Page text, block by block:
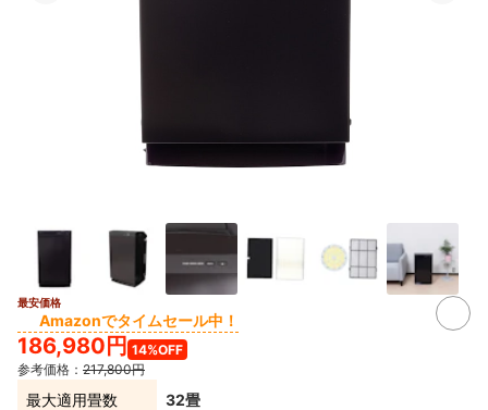
最安価格
Amazonでタイムセール中！
186,980円 14%OFF
参考価格： 217,800円
最大適用畳数 32畳